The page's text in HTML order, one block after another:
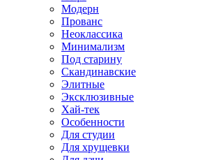
Модерн
Прованс
Неоклассика
Минимализм
Под старину
Скандинавские
Элитные
Эксклюзивные
Хай-тек
Особенности
Для студии
Для хрущевки